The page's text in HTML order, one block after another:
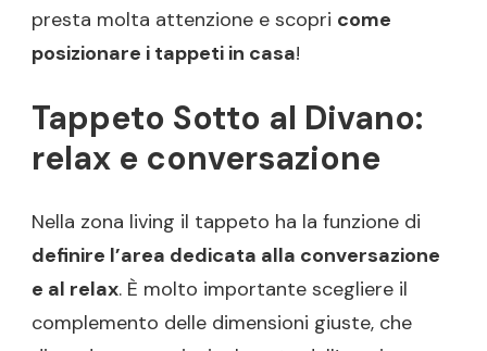
presta molta attenzione e scopri come
posizionare i tappeti in casa!
Tappeto Sotto al Divano:
relax e conversazione
Nella zona living il tappeto ha la funzione di
definire l’area dedicata alla conversazione
e al relax. È molto importante scegliere il
complemento delle dimensioni giuste, che